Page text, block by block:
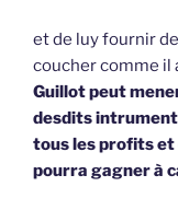
et de luy fournir
coucher comme il
Guillot peut
desdits
tous les profits
pourra gagner à